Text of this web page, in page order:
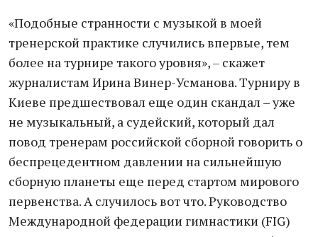
«Подобные странности с музыкой в моей
тренерской практике случились впервые, тем
более на турнире такого уровня», – скажет
журналистам Ирина Винер-Усманова. Турниру в
Киеве предшествовал еще один скандал – уже
не музыкальный, а судейский, который дал
повод тренерам российской сборной говорить о
беспрецедентном давлении на сильнейшую
сборную планеты еще перед стартом мирового
первенства. А случилось вот что. Руководство
Международной федерации гимнастики (FIG)